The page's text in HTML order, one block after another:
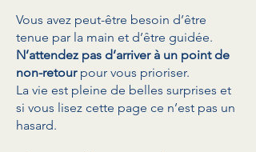
Vous avez peut-être besoin d’être
tenue par la main et d’être guidée.
N’attendez pas d’arriver à un point de
non-retourpour vous prioriser.
La vie est pleine de belles surprises et
si vous lisez cette page ce n’est pas un
hasard.